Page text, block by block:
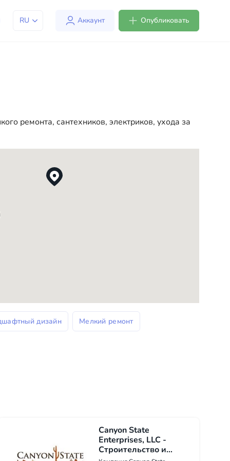
RU Аккаунт Опубликовать
вашей новой жизни в США
ремонта, сантехников, электриков, ухода за
дизайн Мелкий ремонт
Canyon State
Enterprises, LLC -
Строительство и